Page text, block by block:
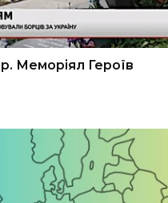
Меморіял Героїв